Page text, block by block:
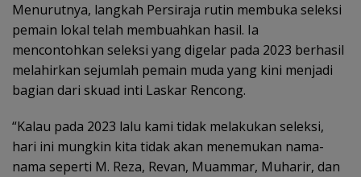
Menurutnya, langkah Persiraja rutin membuka seleksi
pemain lokal telah membuahkan hasil. Ia
mencontohkan seleksi yang digelar pada 2023 berhasil
melahirkan sejumlah pemain muda yang kini menjadi
bagian dari skuad inti Laskar Rencong.
“Kalau pada 2023 lalu kami tidak melakukan seleksi,
hari ini mungkin kita tidak akan menemukan nama-
nama seperti M. Reza, Revan, Muammar, Muharir, dan